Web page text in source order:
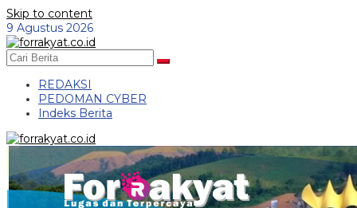
Skip to content
9 Agustus 2026
REDAKSI
PEDOMAN CYBER
Indeks Berita